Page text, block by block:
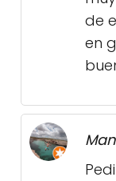
de
en